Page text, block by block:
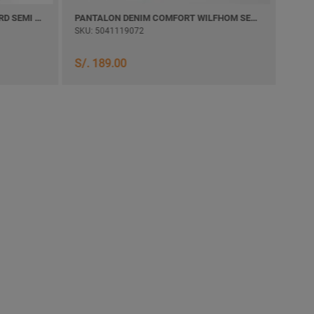
PANTALON TWILL COMFORT LIZARD SEMI PITILLO PANTALON DENIM COMFORT WILFHOM SEMI PITILLO
SKU: 5041119072
S/. 189.00